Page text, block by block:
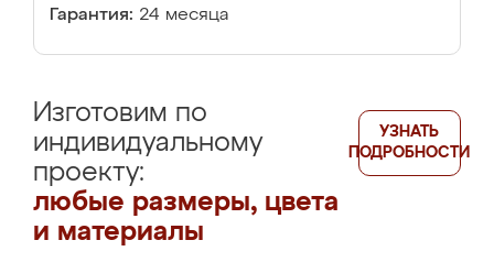
Гарантия: 24 месяца
Изготовим по
индивидуальному
проекту:
любые размеры, цвета
и материалы
УЗНАТЬ
ПОДРОБНОСТИ